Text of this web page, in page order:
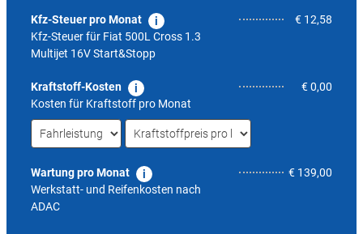
Kfz-Steuer pro Monat
Kfz-Steuer für Fiat 500L Cross 1.3
Multijet 16V Start&Stopp
€ 12,58
Kraftstoff-Kosten
Kosten für Kraftstoff pro Monat
€ 0,00
Wartung pro Monat
Werkstatt- und Reifenkosten nach
ADAC
€ 139,00